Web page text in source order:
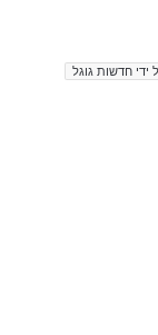
ידי חדשות גוגל